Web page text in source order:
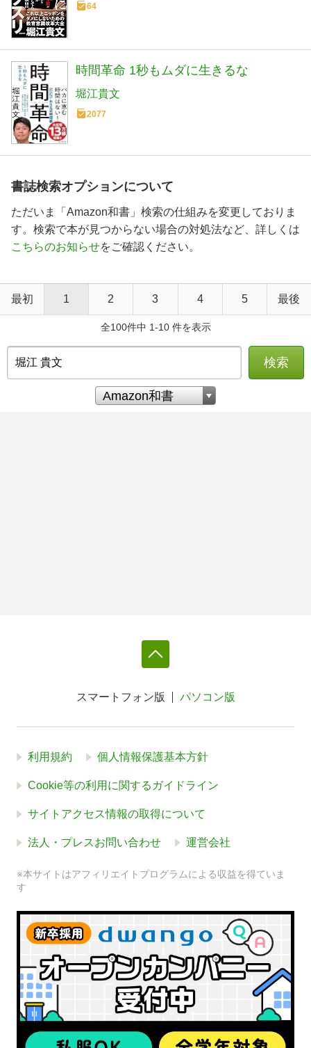
64
時間革命 1秒もムダに生きるな
堀江貴文
2077
書誌検索オプションについて
ただいま「Amazon和書」検索の仕組みを変更しておりま
す。検索で本が見つからない場合の対処法など、詳しくは
こちらのお知らせをご確認ください。
最初 1 2 3 4 5 最後
全100件中 1-10 件を表示
検索
スマートフォン版 パソコン版
利用規約 個人情報保護基本方針
Cookie等の利用に関するガイドライン
サイトアクセス情報の取得について
法人・プレスお問い合わせ 運営会社
※本サイトはアフィリエイトプログラムによる収益を得ていま
す